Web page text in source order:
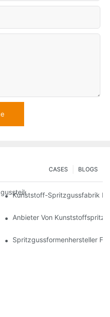
BLOGS
CASES
Mit Umfassender
Kunststoff-Spritzgussfabrik
Für Die Elektronik- Und
Anbieter Von
Für Spezialisierte Branchen
Spritzgussformenhersteller